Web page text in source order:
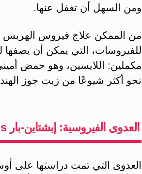
ومن السهل أن تغفل عنها.
من الممكن علاج فيروس الهربس
للفيروسات، التي يمكن أن يصفها
مكملين: اللايسين، وهو حمض
نحو أكثر شيوعًا من زيت جوز
العدوى الفيروسية: إبشتاين-بار Epstein–Barr virus
العدوى التي تمت دراستها على